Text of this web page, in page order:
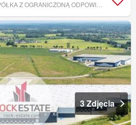
3 Zdjęcia